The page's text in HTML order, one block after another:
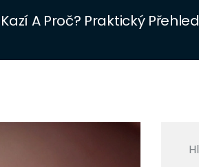
A Proč? Praktický